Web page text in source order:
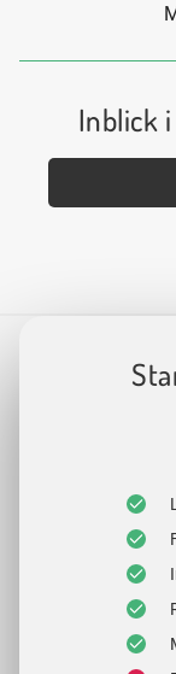
Inblick